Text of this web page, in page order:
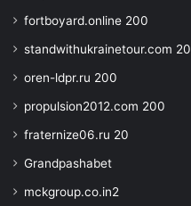
fortboyard.online 200
standwithukrainetour.com 20
oren-ldpr.ru 200
propulsion2012.com 200
fraternize06.ru 20
Grandpashabet
mckgroup.co.in2